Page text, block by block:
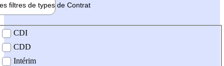
filtres de types de Contrat
contrat
CDI
CDD
Intérim